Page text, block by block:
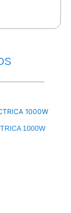
1000W